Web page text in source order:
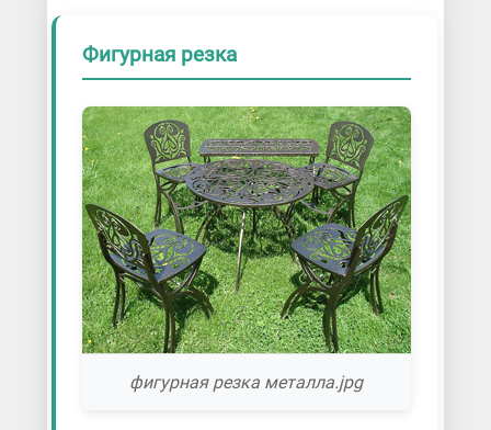
Фигурная резка
фигурная резка металла.jpg